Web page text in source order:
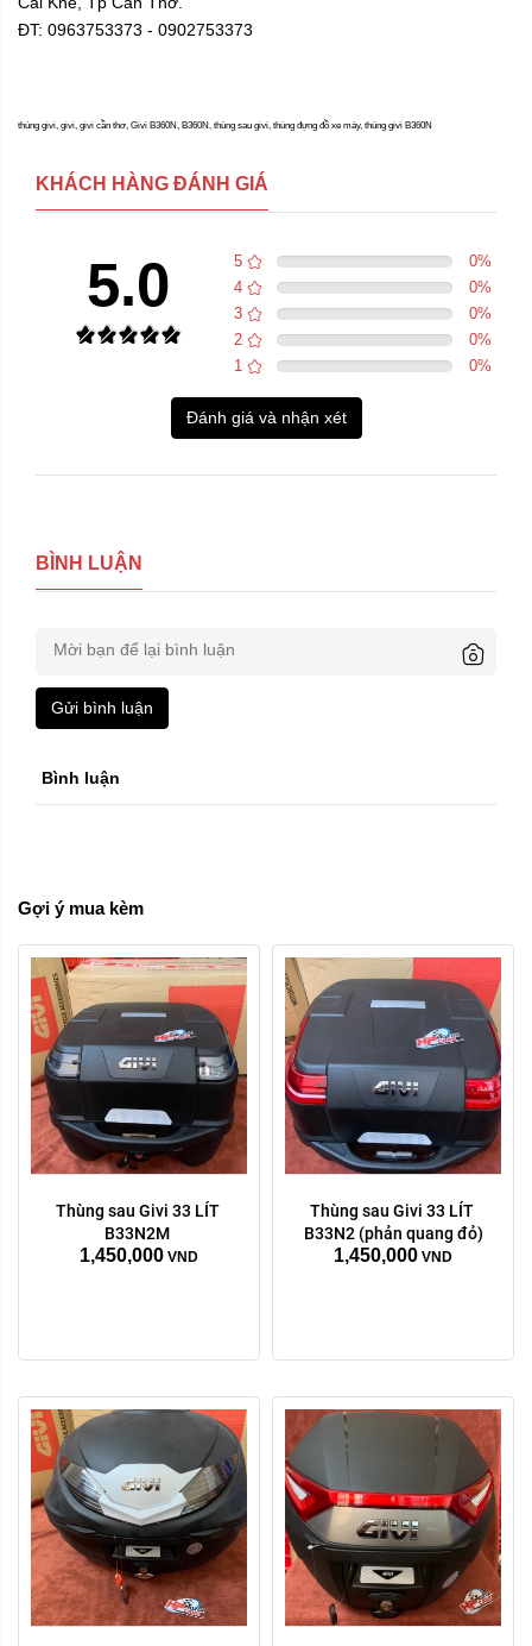
ĐT: 0963753373 - 0902753373
thùng givi, givi, givi cần thơ, Givi B360N, B360N, thùng sau givi, thùng đựng đồ xe máy, thùng givi B360N
KHÁCH HÀNG ĐÁNH GIÁ
5.0 5 0%
4
0%
3
0%
2
0%
1
0%
Đánh giá và nhận xét
BÌNH LUẬN
Gửi bình luận
Bình luận
Gợi ý mua kèm
Thùng sau Givi 33 LÍT
B33N2M
1,450,000 VND
Thùng sau Givi 33 LÍT
B33N2 (phản quang đỏ)
1,450,000 VND